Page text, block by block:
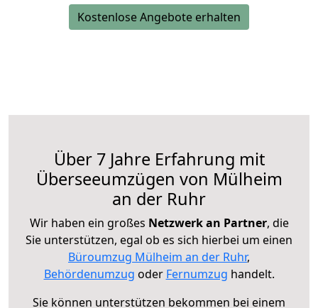
Kostenlose Angebote erhalten
Über 7 Jahre Erfahrung mit
Überseeumzügen von Mülheim
an der Ruhr
Wir haben ein großes Netzwerk an Partner, die
Sie unterstützen, egal ob es sich hierbei um einen
Büroumzug Mülheim an der Ruhr,
Behördenumzug oder Fernumzug handelt.
Sie können unterstützen bekommen bei einem